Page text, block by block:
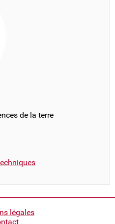
de la terre
légales